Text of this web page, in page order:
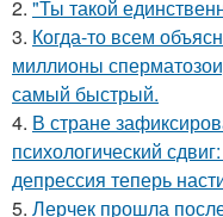
2. "Ты такой
3. Когда-то всем
миллионы
самый быстрый.
4. В стране
психологический
депрессия теперь
5. Лерчек прошла